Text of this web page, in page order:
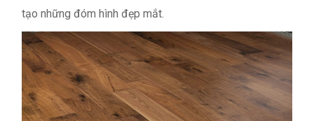
tạo những đóm hình đẹp mắt.